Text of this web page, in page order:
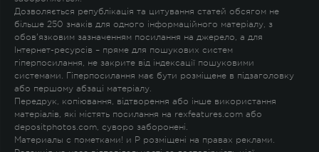
Дозволяється републікація та цитування статей обсягом не
більше 250 знаків для одного інформаційного матеріалу, з
обов'язковим зазначенням посилання на джерело, а для
Інтернет-ресурсів – пряме для пошукових систем
гіперпосилання, не закрите від індексації пошуковими
системами. Гіперпосилання має бути розміщене в підзаголовку
або першому абзаці матеріалу.
Передрук, копіювання, відтворення або інше використання
матеріалів, які містять посилання на rexfeatures.com або
depositphotos.com, суворо заборонені.
Материалы с пометками! и P розміщені на правах реклами.